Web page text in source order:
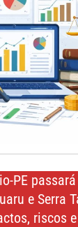
PE
e Serra
riscos e